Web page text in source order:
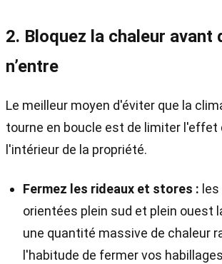
2. Bloquez la chaleur avant
n’entre
Le meilleur moyen d'éviter que la
tourne en boucle est de limiter l'effet
l'intérieur de la propriété.
Fermez les rideaux et stores :
orientées plein sud et plein ouest
une quantité massive de chaleur
l'habitude de fermer vos